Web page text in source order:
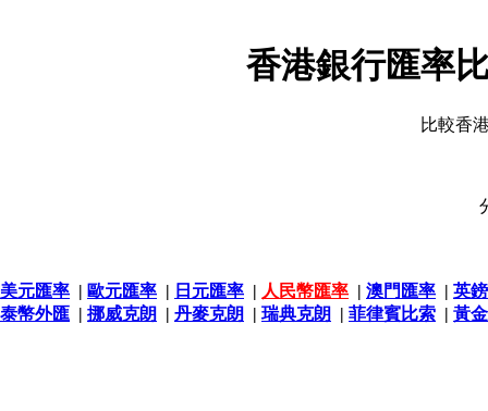
香港銀行匯率
比較香
美元匯率 | 歐元匯率 | 日元匯率 | 人民幣匯率 | 澳門匯率 | 英
泰幣外匯 | 挪威克朗 | 丹麥克朗 | 瑞典克朗 | 菲律賓比索 | 黃